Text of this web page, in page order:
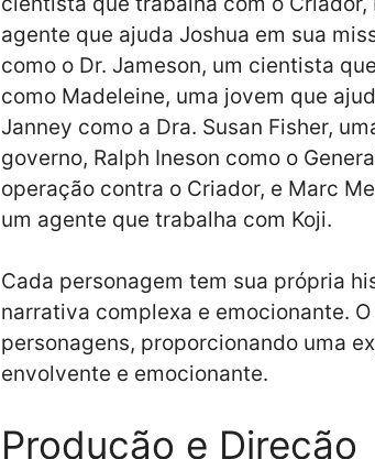
agente que ajuda Joshua em sua
como o Dr. Jameson, um cientista
como Madeleine, uma jovem que
Janney como a Dra. Susan Fisher,
governo, Ralph Ineson como o
operação contra o Criador, e Marc
um agente que trabalha com Koji.
Cada personagem tem sua própria
narrativa complexa e emocionante.
personagens, proporcionando uma
envolvente e emocionante.
Produção e Direção